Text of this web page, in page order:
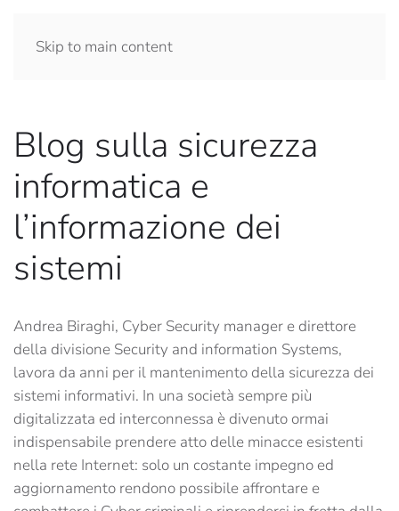
Skip to main content
Blog sulla sicurezza
informatica e
l’informazione dei
sistemi
Andrea Biraghi, Cyber Security manager e direttore
della divisione Security and information Systems,
lavora da anni per il mantenimento della sicurezza dei
sistemi informativi. In una società sempre più
digitalizzata ed interconnessa è divenuto ormai
indispensabile prendere atto delle minacce esistenti
nella rete Internet: solo un costante impegno ed
aggiornamento rendono possibile affrontare e